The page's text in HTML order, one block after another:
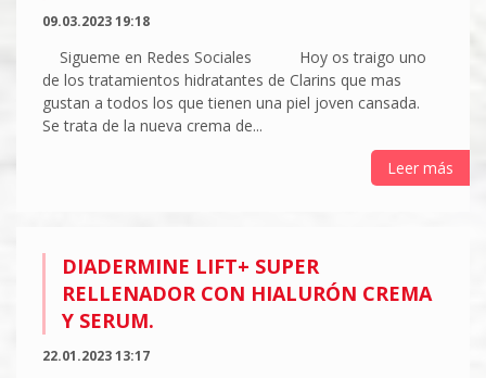
09.03.2023 19:18
Sigueme en Redes Sociales Hoy os traigo uno
de los tratamientos hidratantes de Clarins que mas
gustan a todos los que tienen una piel joven cansada.
Se trata de la nueva crema de...
Leer más
DIADERMINE LIFT+ SUPER
RELLENADOR CON HIALURÓN CREMA
Y SERUM.
22.01.2023 13:17